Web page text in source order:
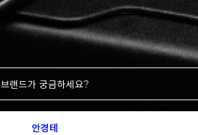
브랜드가 궁금하세요?
안경테